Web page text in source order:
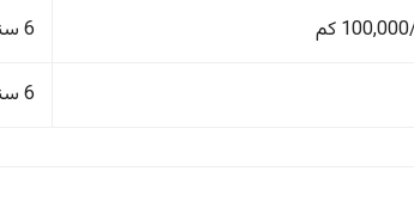
6 سنوات/150,000 كم
6 سنوات/150,000 كم